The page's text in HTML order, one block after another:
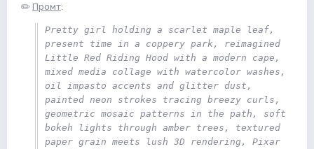
✏️ Промт:
Pretty girl holding a scarlet maple leaf,
present time in a coppery park, reimagined
Little Red Riding Hood with a modern cape,
mixed media collage with watercolor washes,
oil impasto accents and glitter dust,
painted neon strokes tracing breezy curls,
geometric mosaic patterns in the path, soft
bokeh lights through amber trees, textured
paper grain meets lush 3D rendering, Pixar